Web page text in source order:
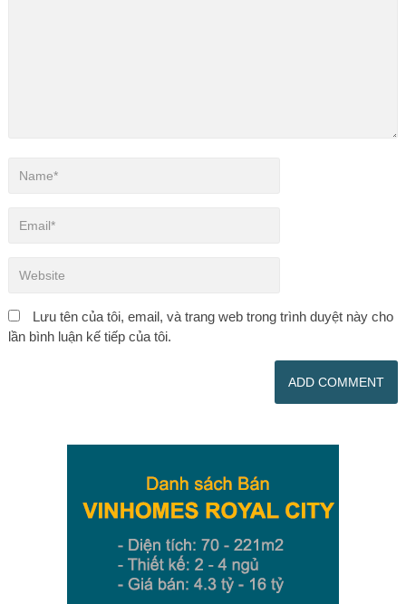
Lưu tên của tôi, email, và trang web trong trình duyệt này cho
lần bình luận kế tiếp của tôi.